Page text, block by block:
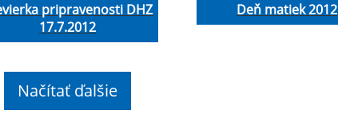
pripravenosti DHZ
17.7.2012
Deň matiek 2012
Načítať ďalšie